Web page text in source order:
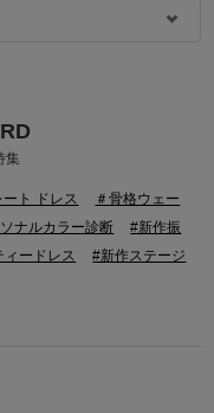
集
ート ドレス
＃骨格ウェー
ナルカラー診断
#新作振
ィードレス
#新作ステージ